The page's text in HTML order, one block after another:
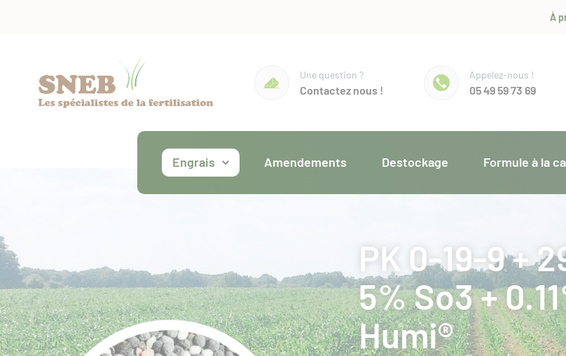
À
Une question ?
Contactez nous !
Appelez-nous !
05 49 59 73 69
Engrais Amendements Destockage Formule à la
PK 0-19-9 +
5% So3 +
Humi®